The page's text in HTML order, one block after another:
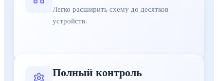
Легко расширить схему до десятков
устройств.
Полный контроль